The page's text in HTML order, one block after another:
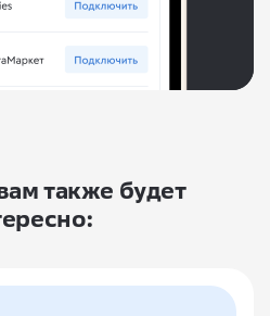
также будет